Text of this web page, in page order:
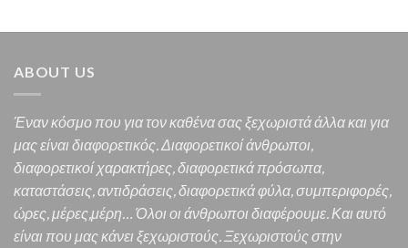
ABOUT US
Έναν κόσμο που για τον καθένα σας ξεχωριστά άλλα και για
μας είναι διαφορετικός.Διαφορετικοί άνθρωποι,
διαφορετικοί χαρακτήρες,διαφορετικά πρόσωπα,
καταστάσεις, αντιδράσεις, διαφορετικά φύλα, συμπεριφορές,
ώρες, μέρες,μέρη… Όλοι οι άνθρωποι διαφέρουμε. Και αυτό
είναι που μας κάνει ξεχωριστούς. Ξεχωριστούς στην